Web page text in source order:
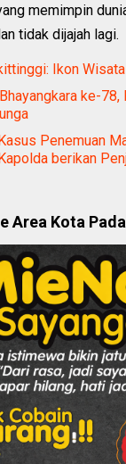
memimpin
tidak dijajah lagi.
Ikon
ke-
Penemuan
berikan
Area Kota